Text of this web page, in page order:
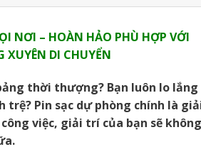
NƠI – HOÀN HẢO PHÙ HỢP VỚI
DI CHUYỂN
thời thượng? Bạn luôn lo lắng
Pin sạc dự phòng chính là
việc, giải trí của bạn sẽ